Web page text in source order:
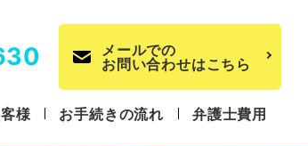
様 お手続きの流れ 弁護士費用
メールでの
お問い合わせはこちら